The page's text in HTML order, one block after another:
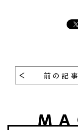
前の記事